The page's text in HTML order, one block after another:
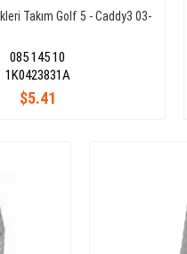
Takım Golf 5 - Caddy3 03-
085 145 10
$5.41
1K0423831A